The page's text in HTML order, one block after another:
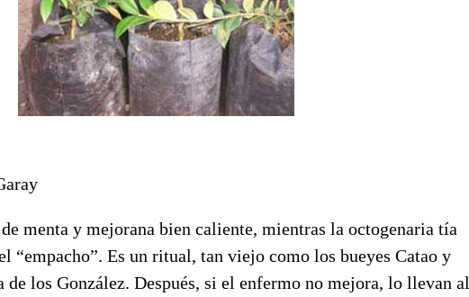
menta y mejorana bien caliente, mientras la octogenaria tía
“empacho”. Es un ritual, tan viejo como los bueyes Catao y
los González. Después, si el enfermo no mejora, lo llevan al